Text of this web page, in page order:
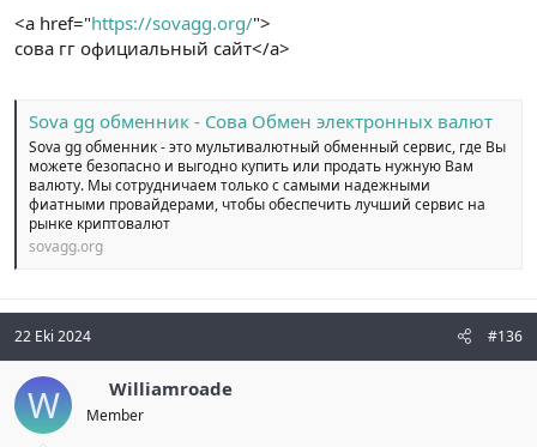
<a href="https://sovagg.org/">
сова гг официальный сайт</a>
Sova gg обменник - Сова Обмен электронных валют
Sova gg обменник - это мультивалютный обменный сервис, где Вы
можете безопасно и выгодно купить или продать нужную Вам
валюту. Мы сотрудничаем только с самыми надежными
фиатными провайдерами, чтобы обеспечить лучший сервис на
рынке криптовалют
sovagg.org
22 Eki 2024 #136
W Williamroade
Member